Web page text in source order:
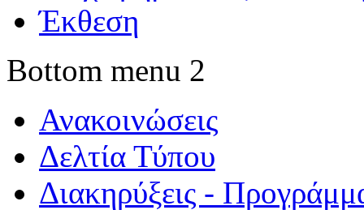
Έκθεση
Bottom menu 2
Ανακοινώσεις
Δελτία Τύπου
Διακηρύξεις -